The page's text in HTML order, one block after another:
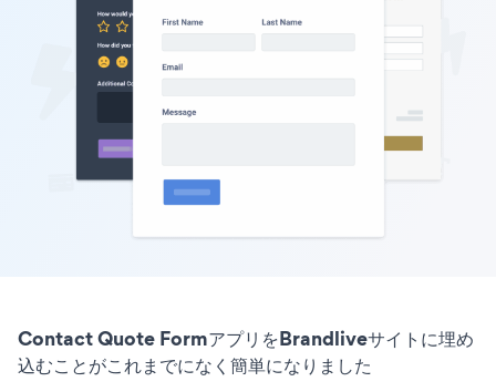
Contact Quote FormアプリをBrandliveサイトに埋め
込むことがこれまでになく簡単になりました